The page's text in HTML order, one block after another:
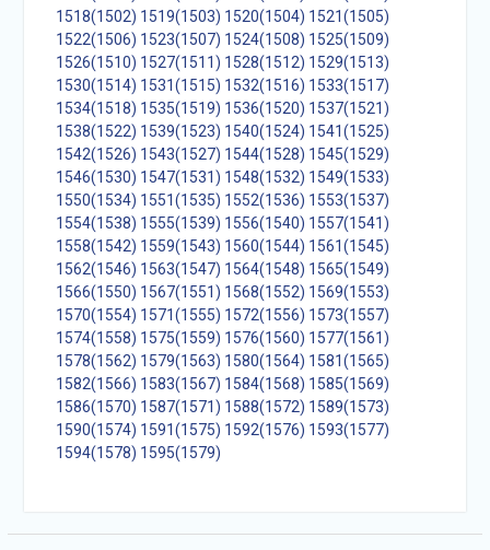
1518(1502) 1519(1503) 1520(1504) 1521(1505)
1522(1506) 1523(1507) 1524(1508) 1525(1509)
1526(1510) 1527(1511) 1528(1512) 1529(1513)
1530(1514) 1531(1515) 1532(1516) 1533(1517)
1534(1518) 1535(1519) 1536(1520) 1537(1521)
1538(1522) 1539(1523) 1540(1524) 1541(1525)
1542(1526) 1543(1527) 1544(1528) 1545(1529)
1546(1530) 1547(1531) 1548(1532) 1549(1533)
1550(1534) 1551(1535) 1552(1536) 1553(1537)
1554(1538) 1555(1539) 1556(1540) 1557(1541)
1558(1542) 1559(1543) 1560(1544) 1561(1545)
1562(1546) 1563(1547) 1564(1548) 1565(1549)
1566(1550) 1567(1551) 1568(1552) 1569(1553)
1570(1554) 1571(1555) 1572(1556) 1573(1557)
1574(1558) 1575(1559) 1576(1560) 1577(1561)
1578(1562) 1579(1563) 1580(1564) 1581(1565)
1582(1566) 1583(1567) 1584(1568) 1585(1569)
1586(1570) 1587(1571) 1588(1572) 1589(1573)
1590(1574) 1591(1575) 1592(1576) 1593(1577)
1594(1578) 1595(1579)